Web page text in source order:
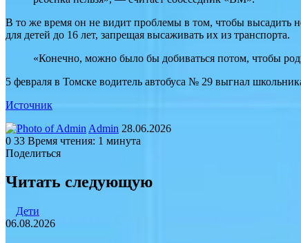
В то же время он не видит проблемы в том, чтобы высадить
для детей до 16 лет, запрещая высаживать их из транспорта.
«Конечно, можно было бы добиваться потом, чтобы
5 февраля в Томске водитель автобуса № 29 выгнал
Источник
Admin Send
an
28.06.2026
0 33 Время чтения: 1 минута
Поделиться
через
электронную
Читать следующую
Дети
06.08.2026